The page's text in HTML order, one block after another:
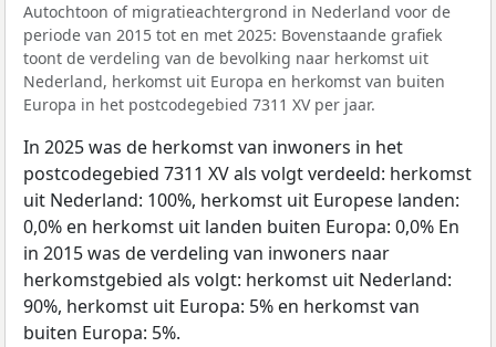
Autochtoon of migratieachtergrond in Nederland voor de
periode van 2015 tot en met 2025: Bovenstaande grafiek
toont de verdeling van de bevolking naar herkomst uit
Nederland, herkomst uit Europa en herkomst van buiten
Europa in het postcodegebied 7311 XV per jaar.
In 2025 was de herkomst van inwoners in het
postcodegebied 7311 XV als volgt verdeeld: herkomst
uit Nederland: 100%, herkomst uit Europese landen:
0,0% en herkomst uit landen buiten Europa: 0,0% En
in 2015 was de verdeling van inwoners naar
herkomstgebied als volgt: herkomst uit Nederland:
90%, herkomst uit Europa: 5% en herkomst van
buiten Europa: 5%.